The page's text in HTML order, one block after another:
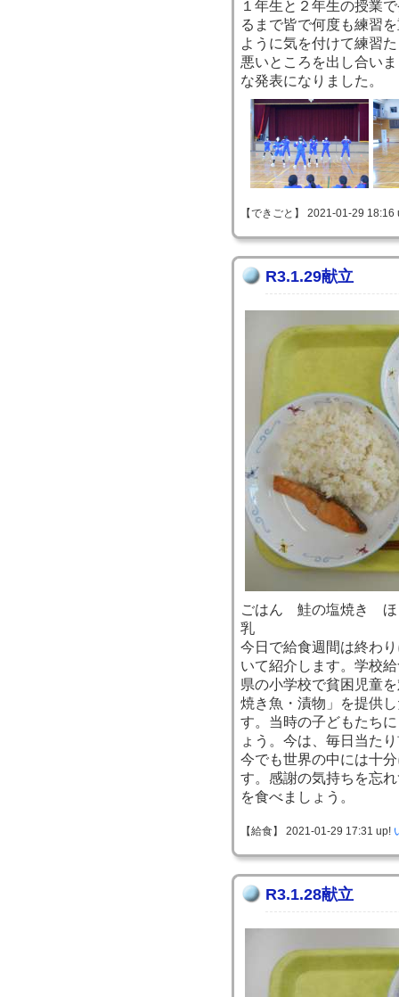
１年生と２年生の授業
るまで皆で何度も練習
ように気を付けて練習
悪いところを出し合い
な発表になりました。
【できごと】 2021-01-29
R3.1.29献立
ごはん 鮭の塩焼き
乳
今日で給食週間は終わ
いて紹介します。学校
県の小学校で貧困児童
焼き魚・漬物」を提供
す。当時の子どもたち
ょう。今は、毎日当た
今でも世界の中には十
す。感謝の気持ちを忘
を食べましょう。
【給食】 2021-01-29 17:31 up!
R3.1.28献立